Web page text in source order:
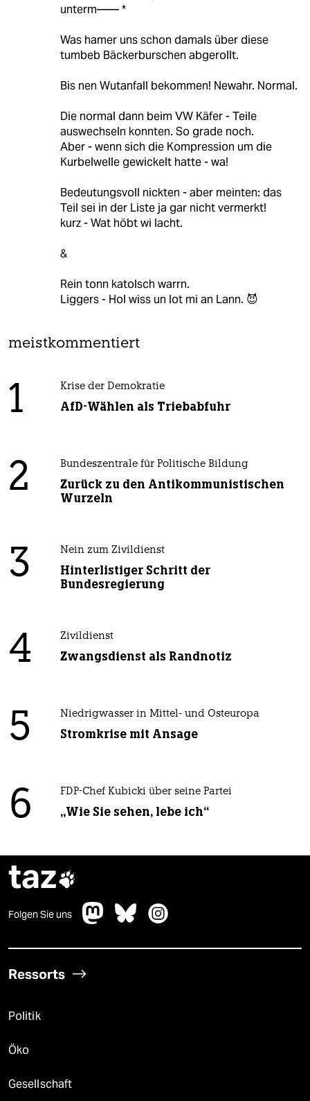
unterm—— *
Was hamer uns schon damals über diese
tumbeb Bäckerburschen abgerollt.
Bis nen Wutanfall bekommen! Newahr. Normal.
Die normal dann beim VW Käfer - Teile
auswechseln konnten. So grade noch.
Aber - wenn sich die Kompression um die
Kurbelwelle gewickelt hatte - wa!
Bedeutungsvoll nickten - aber meinten: das
Teil sei in der Liste ja gar nicht vermerkt!
kurz - Wat höbt wi lacht.
&
Rein tonn katolsch warrn.
Liggers - Hol wiss un lot mi an Lann. 😈
meistkommentiert
1 Krise der Demokratie
AfD-Wählen als Triebabfuhr
2 Bundeszentrale für Politische Bildung
Zurück zu den Antikommunistischen
Wurzeln
3 Nein zum Zivildienst
Hinterlistiger Schritt der
Bundesregierung
4 Zivildienst
Zwangsdienst als Randnotiz
5 Niedrigwasser in Mittel- und Osteuropa
Stromkrise mit Ansage
6 FDP-Chef Kubicki über seine Partei
„Wie Sie sehen, lebe ich“
taz
Folgen Sie uns
Ressorts
Politik
Öko
Gesellschaft